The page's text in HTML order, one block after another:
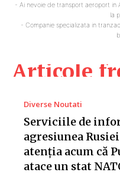
Articole
Diverse Noutati
Serviciile de
agresiunea
atenția acum că
atace un stat
- Ai nevoie de transport aeroport in
la
- Companie specializata in